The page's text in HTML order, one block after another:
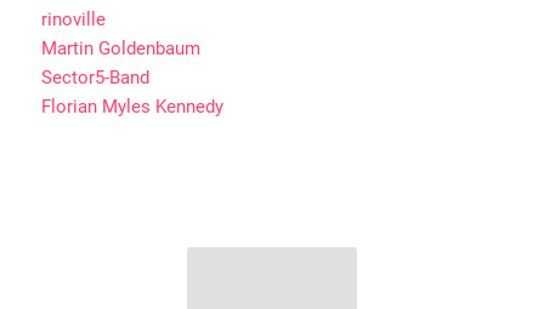
rinoville
Martin Goldenbaum
Sector5-Band
Florian Myles Kennedy